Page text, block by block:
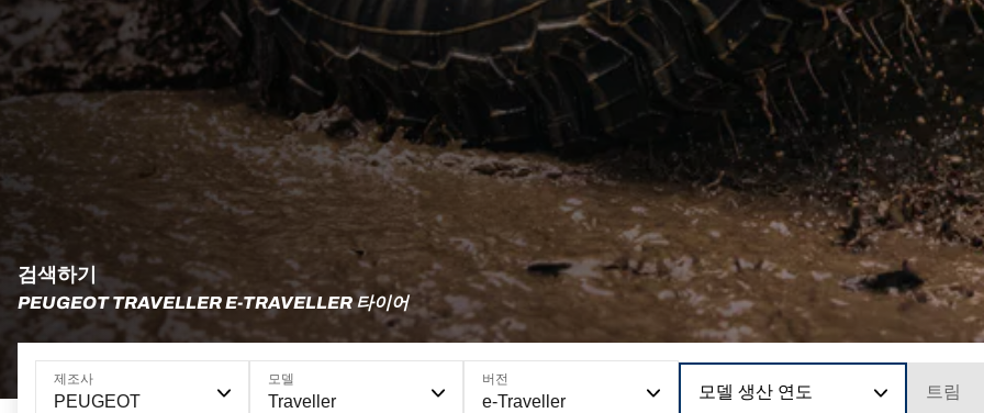
검색하기
PEUGEOT TRAVELLER E-TRAVELLER 타이어
제조사
PEUGEOT
모델
Traveller
버전
e-Traveller
모델 생산 연도 트림